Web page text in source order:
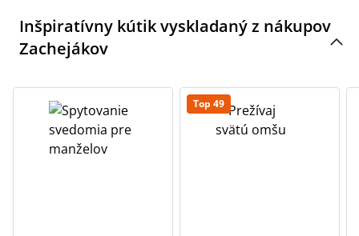
Inšpiratívny kútik vyskladaný z nákupov
Zachejákov
Top 49